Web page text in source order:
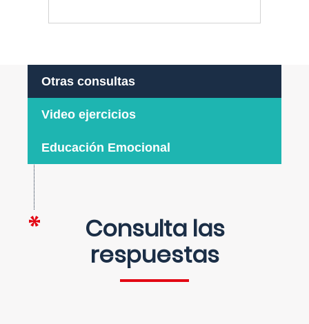
Otras consultas
Video ejercicios
Educación Emocional
Consulta las
respuestas